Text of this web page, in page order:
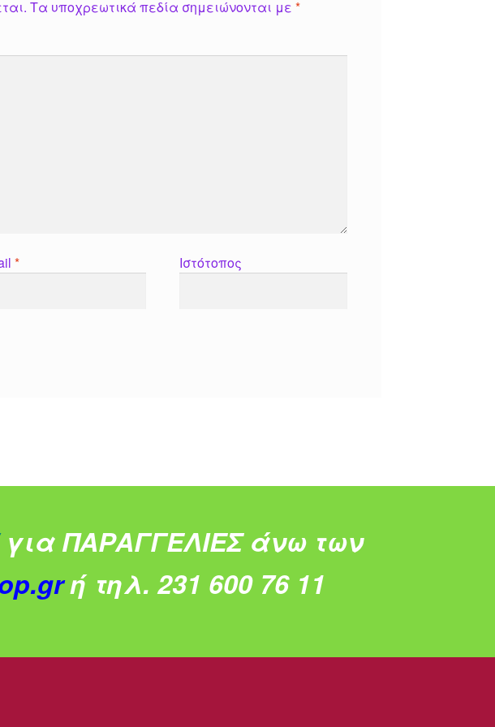
Τα υποχρεωτικά πεδία σημειώνονται με*
* Ιστότοπος
για ΠΑΡΑΓΓΕΛΙΕΣ άνω των
ή τηλ. 231 600 76 11